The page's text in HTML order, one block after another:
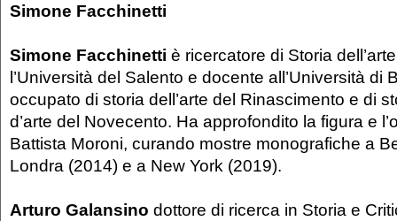
Simone Facchinetti
Simone Facchinetti è ricercatore di Storia
l’Università del Salento e docente all’Uni­versità di
occupato di storia dell’arte del Rinascimento e di
d’arte del Novecen­to. Ha approfondito la figura e
Battista Moroni, curando mostre monografiche a
Londra (2014) e a New York (2019).
Arturo Galansino dottore di ricerca in Storia e